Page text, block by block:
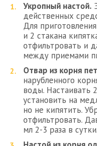
Укропный настой.
действенных
Для
и 2 стакана
отфильтровать и
между приемами
Отвар из корня
нарубленного
воды. Настаивать
установить на
но не кипятить.
отфильтровать.
мл 2-3 раза в сутки.